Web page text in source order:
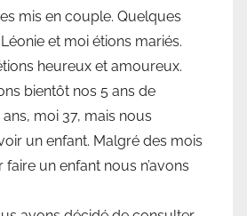
mis en couple. Quelques
et moi étions mariés.
heureux et amoureux.
bientôt nos 5 ans de
ans, moi 37, mais nous
un enfant. Malgré des mois
un enfant nous n’avons